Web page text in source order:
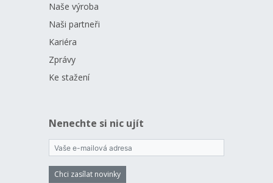
Naše výroba
Naši partneři
Kariéra
Zprávy
Ke stažení
Nenechte si nic ujít
Chci zasílat novinky